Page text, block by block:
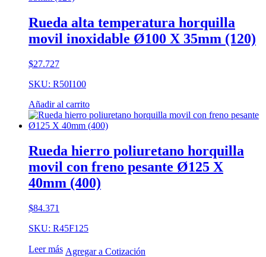
Rueda alta temperatura horquilla
movil inoxidable Ø100 X 35mm (120)
$27.727
SKU: R50I100
Añadir al carrito
Rueda hierro poliuretano horquilla
movil con freno pesante Ø125 X
40mm (400)
$84.371
SKU: R45F125
Leer más Agregar a Cotización